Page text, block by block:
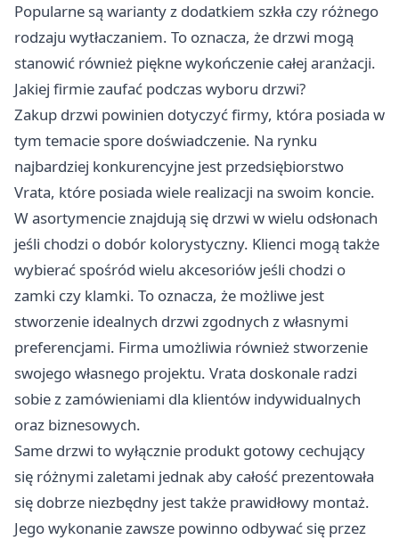
Popularne są warianty z dodatkiem szkła czy różnego
rodzaju wytłaczaniem. To oznacza, że drzwi mogą
stanowić również piękne wykończenie całej aranżacji.
Jakiej firmie zaufać podczas wyboru drzwi?
Zakup drzwi powinien dotyczyć firmy, która posiada w
tym temacie spore doświadczenie. Na rynku
najbardziej konkurencyjne jest przedsiębiorstwo
Vrata, które posiada wiele realizacji na swoim koncie.
W asortymencie znajdują się drzwi w wielu odsłonach
jeśli chodzi o dobór kolorystyczny. Klienci mogą także
wybierać spośród wielu akcesoriów jeśli chodzi o
zamki czy klamki. To oznacza, że możliwe jest
stworzenie idealnych drzwi zgodnych z własnymi
preferencjami. Firma umożliwia również stworzenie
swojego własnego projektu. Vrata doskonale radzi
sobie z zamówieniami dla klientów indywidualnych
oraz biznesowych.
Same drzwi to wyłącznie produkt gotowy cechujący
się różnymi zaletami jednak aby całość prezentowała
się dobrze niezbędny jest także prawidłowy montaż.
Jego wykonanie zawsze powinno odbywać się przez